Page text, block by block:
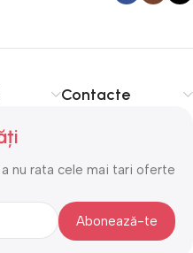
Contacte
nu rata cele mai tari oferte